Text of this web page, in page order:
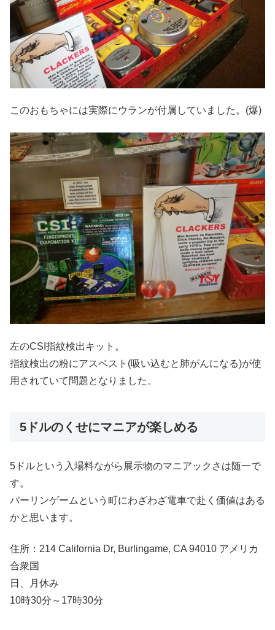
このおもちゃには実際にウランが付属していました。(爆)
左のCSI指紋検出キット。
指紋検出の粉にアスベスト(吸い込むと肺がんになる)が使
用されていて問題となりました。
5ドルのくせにマニアが楽しめる
5ドルという入場料ながら展示物のマニアックさは随一で
す。
バーリンゲームという町にわざわざ電車で赴く価値はある
かと思います。
住所：214 California Dr, Burlingame, CA 94010 アメリカ
合衆国
日、月休み
10時30分～17時30分